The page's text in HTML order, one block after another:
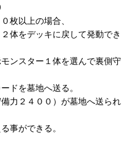
枚以上の場合、
体をデッキに戻して発動でき
ンスター１体を選んで裏側守
ドを墓地へ送る。
力２４００）が墓地へ送られ
事ができる。